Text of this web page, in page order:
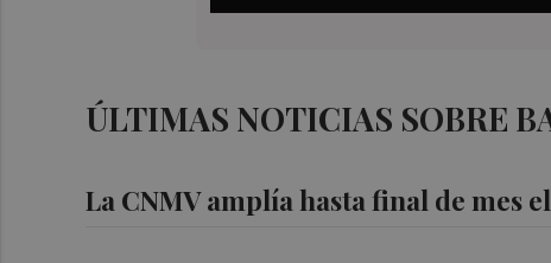
ÚLTIMAS NOTICIAS SOBRE
La CNMV amplía hasta final de mes